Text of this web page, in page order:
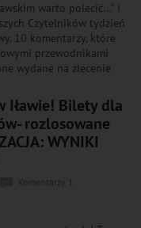
warto polecić..." i
Czytelników tydzień
10 komentarzy, które
przewodnikami
wydane na zlecenie
Iławie! Bilety dla
rozlosowane
WYNIKI